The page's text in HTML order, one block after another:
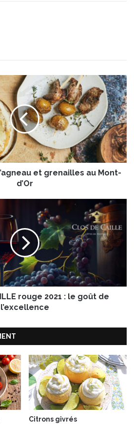
et grenailles au Mont-
d’Or
rouge 2021 : le goût de
l’excellence
Citrons givrés